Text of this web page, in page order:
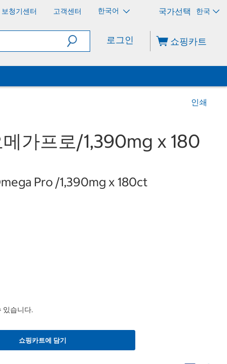
보청기센터 고객센터 한국어 한국
로그인 쇼핑카트
인쇄
가프로/1,390mg x 180
Pro /1,390mg x 180ct
있습니다.
쇼핑카트에 담기